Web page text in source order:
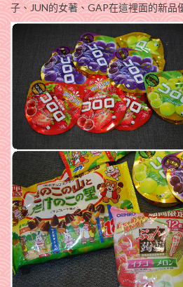
子、JUN的女著、GAP在這裡面的新品